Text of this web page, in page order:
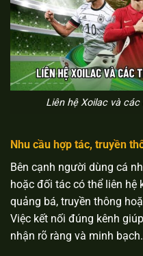
Liên hệ Xoilac và
Nhu cầu hợp tác, truyền
Bên cạnh người dùng cá
hoặc đối tác có thể liên hệ
quảng bá, truyền thông
Việc kết nối đúng kênh
nhận rõ ràng và minh bạch.